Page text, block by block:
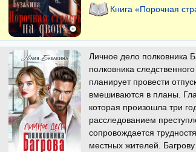
Книга «Порочная
Личное дело полковника
полковника
планирует провести
вмешиваются в планы.
которая произошла три
расследованием
сопровождается
местных жителей.